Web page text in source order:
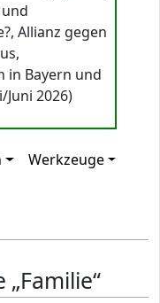
Allianz gegen
in Bayern und
Juni 2026)
Werkzeuge